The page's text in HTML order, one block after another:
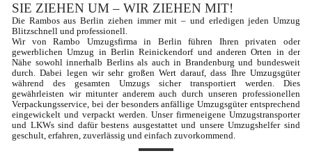
SIE ZIEHEN UM – WIR ZIEHEN MIT!
Die Rambos aus Berlin ziehen immer mit – und erledigen jeden Umzug
Blitzschnell und professionell.
Wir von Rambo Umzugsfirma in Berlin führen Ihren privaten oder
gewerblichen Umzug in Berlin Reinickendorf und anderen Orten in der
Nähe sowohl innerhalb Berlins als auch in Brandenburg und bundesweit
durch. Dabei legen wir sehr großen Wert darauf, dass Ihre Umzugsgüter
während des gesamten Umzugs sicher transportiert werden. Dies
gewährleisten wir mitunter anderem auch durch unseren professionellen
Verpackungsservice, bei der besonders anfällige Umzugsgüter entsprechend
eingewickelt und verpackt werden. Unser firmeneigene Umzugstransporter
und LKWs sind dafür bestens ausgestattet und unsere Umzugshelfer sind
geschult, erfahren, zuverlässig und einfach zuvorkommend.